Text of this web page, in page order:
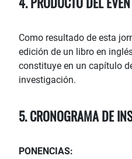
Como resultado de esta
edición de un libro en
constituye en un capítulo
investigación.
5. CRONOGRAMA DE
PONENCIAS: